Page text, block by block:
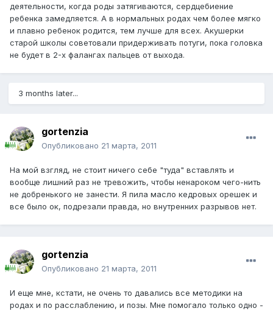
деятельности, когда роды затягиваются, сердцебиение
ребенка замедляется. А в нормальных родах чем более мягко
и плавно ребенок родится, тем лучше для всех. Акушерки
старой школы советовали придерживать потуги, пока головка
не будет в 2-х фалангах пальцев от выхода.
3 months later...
gortenzia
Опубликовано 21 марта, 2011
На мой взгляд, не стоит ничего себе "туда" вставлять и
вообще лишний раз не тревожить, чтобы ненароком чего-нить
не добренького не занести. Я пила масло кедровых орешек и
все было ок, подрезали правда, но внутренних разрывов нет.
gortenzia
Опубликовано 21 марта, 2011
И еще мне, кстати, не очень то давались все методики на
родах и по расслаблению, и позы. Мне помогало только одно -